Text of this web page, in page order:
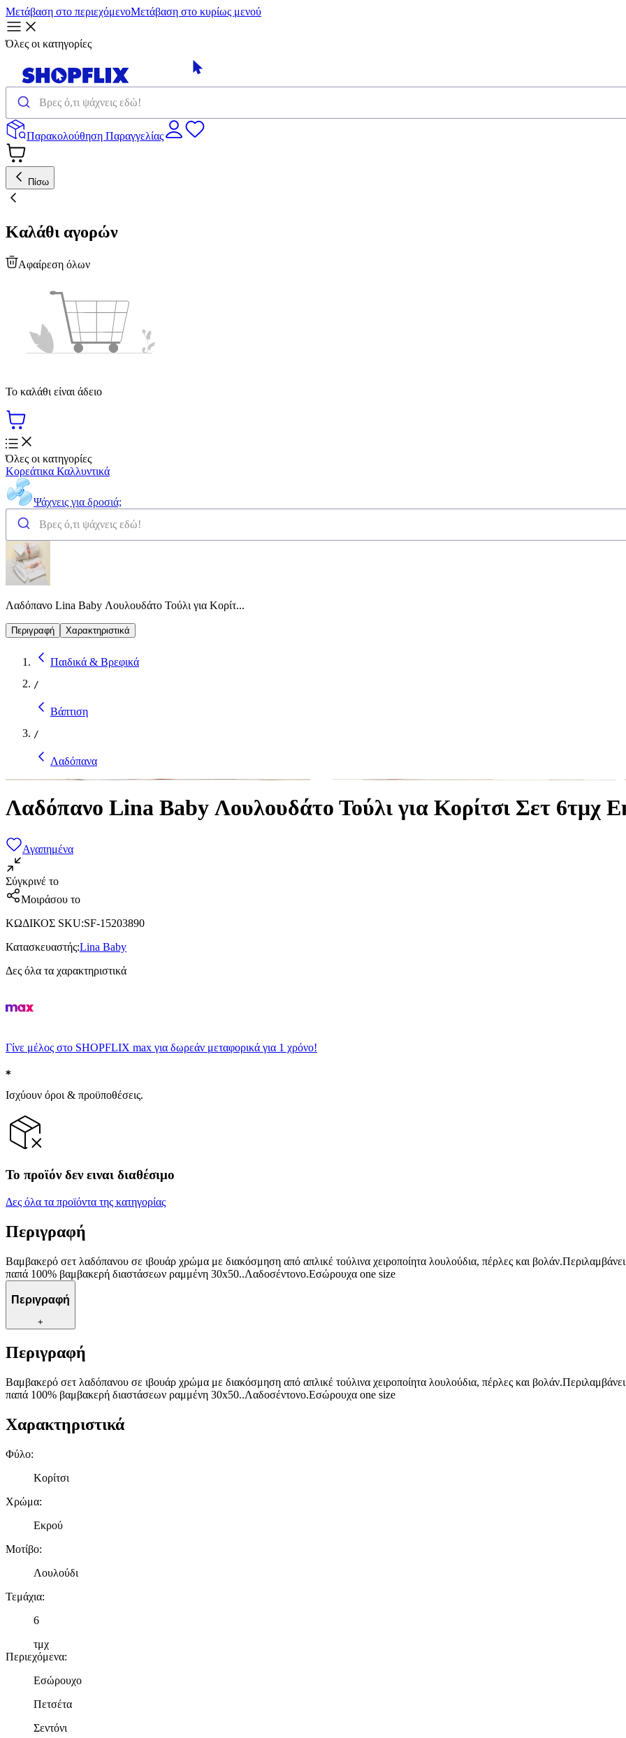
Μετάβαση στο περιεχόμενοΜετάβαση στο κυρίως μενού
Όλες οι κατηγορίες
Παρακολούθηση Παραγγελίας
Πίσω
Καλάθι αγορών
Αφαίρεση όλων
Το καλάθι είναι άδειο
Όλες οι κατηγορίες
Κορεάτικα Καλλυντικά
Ψάχνεις για δροσιά;
Λαδόπανο Lina Baby Λουλουδάτο Τούλι για Κορίτ...
Περιγραφή Χαρακτηριστικά
Παιδικά & Βρεφικά
/
Βάπτιση
/
Λαδόπανα
Λαδόπανο Lina Baby Λουλουδάτο Τούλι για Κορίτσι Σετ 6τμχ
Αγαπημένα
Σύγκρινέ το
Μοιράσου το
ΚΩΔΙΚΟΣ SKU:SF-15203890
Κατασκευαστής:Lina Baby
Δες όλα τα χαρακτηριστικά
Γίνε μέλος στο SHOPFLIX max για δωρεάν μεταφορικά για 1 χρόνο!
Ισχύουν όροι & προϋποθέσεις.
Το προϊόν δεν ειναι διαθέσιμο
Δες όλα τα προϊόντα της κατηγορίας
Περιγραφή
Βαμβακερό σετ λαδόπανου σε ιβουάρ χρώμα με διακόσμηση από απλικέ τούλινα χειροποίητα λουλούδια, πέρλες και
παπά 100% βαμβακερή διαστάσεων ραμμένη 30x50..Λαδοσέντονο.Εσώρουχα one size
Περιγραφή
+
Περιγραφή
Βαμβακερό σετ λαδόπανου σε ιβουάρ χρώμα με διακόσμηση από απλικέ τούλινα χειροποίητα λουλούδια, πέρλες και
παπά 100% βαμβακερή διαστάσεων ραμμένη 30x50..Λαδοσέντονο.Εσώρουχα one size
Χαρακτηριστικά
Φύλο:
Κορίτσι
Χρώμα:
Εκρού
Μοτίβο:
Λουλούδι
Τεμάχια:
6
τμχ
Περιεχόμενα:
Εσώρουχο
Πετσέτα
Σεντόνι